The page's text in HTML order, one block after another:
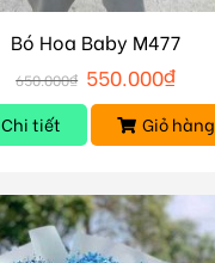
Bó Hoa Baby M477
650.000₫ 550.000₫
Chi tiết Giỏ hàng